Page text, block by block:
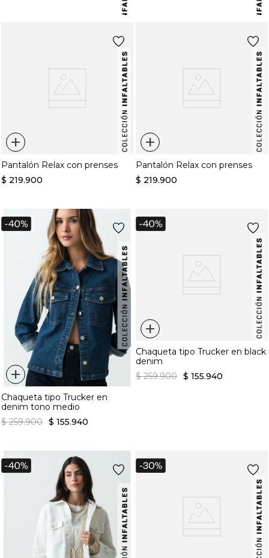
+
Pantalón Relax con prenses
$ 219.900
+
Pantalón Relax con prenses
$ 219.900
+
Chaqueta tipo Trucker en
denim tono medio
$ 259.900 $ 155.940
+
Chaqueta tipo Trucker en black
denim
$ 259.900 $ 155.940